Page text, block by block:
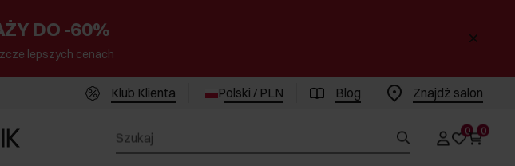
DO -60%
lepszych cenach
Klub Klienta Polski / PLN Blog Znajdż salon
0 0